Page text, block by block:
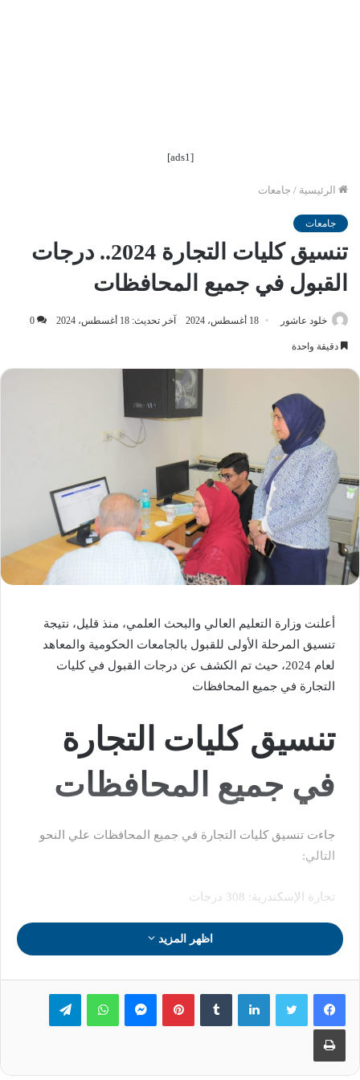
[ads1]
الرئيسية / جامعات
جامعات
تنسيق كليات التجارة 2024.. درجات
القبول في جميع المحافظات
خلود عاشور 18 أغسطس، 2024 آخر تحديث: 18 أغسطس، 2024 0
دقيقة واحدة
أعلنت وزارة التعليم العالي والبحث العلمي، منذ قليل، نتيجة
تنسيق المرحلة الأولى للقبول بالجامعات الحكومية والمعاهد
لعام 2024، حيث تم الكشف عن درجات القبول في كليات
التجارة في جميع المحافظات
تنسيق كليات التجارة
في جميع المحافظات
جاءت تنسيق كليات التجارة في جميع المحافظات علي النحو
التالي:
تجارة الإسكندرية: 308 درجات
اظهر المزيد
لينكدإن بينتيريستماسنجر واتساب تيلقرام
طباعة